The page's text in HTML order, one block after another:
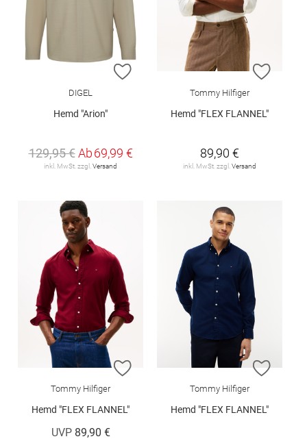
ZUR WUNSCHLISTE HINZUFÜGEN
DIGEL
Hemd "Arion"
129,95 € Ab69,99 €
inkl. MwSt. zzgl. Versand
ZUR
Tommy Hilfiger
Hemd "FLEX FLANNEL"
89,90 €
inkl. MwSt. zzgl. Versand
ZUR WUNSCHLISTE HINZUFÜGEN
Tommy Hilfiger
Hemd "FLEX FLANNEL"
UVP 89,90 €
ZUR
Tommy Hilfiger
Hemd "FLEX FLANNEL"